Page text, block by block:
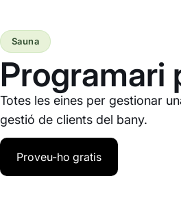
Programari
Totes les eines per gestionar
gestió de clients del bany.
Sauna
Proveu-ho gratis